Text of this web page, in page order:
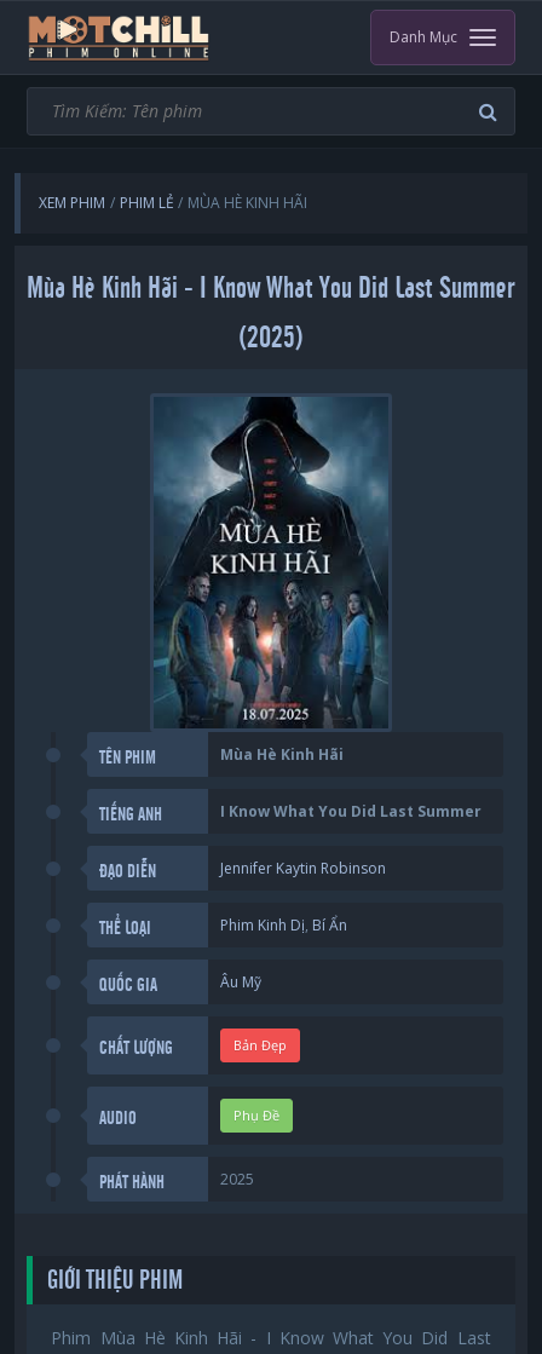
Danh Mục
XEM PHIM PHIM LẺ MÙA HÈ KINH HÃI
Mùa Hè Kinh Hãi - I Know What You Did Last Summer
(2025)
TÊN PHIM Mùa Hè Kinh Hãi
TIẾNG ANH I Know What You Did Last Summer
ĐẠO DIỄN Jennifer Kaytin Robinson
THỂ LOẠI Phim Kinh Dị, Bí Ẩn
QUỐC GIA Âu Mỹ
CHẤT LƯỢNG Bản Đẹp
AUDIO Phụ Đề
PHÁT HÀNH 2025
GIỚI THIỆU PHIM
Phim Mùa Hè Kinh Hãi - I Know What You Did Last